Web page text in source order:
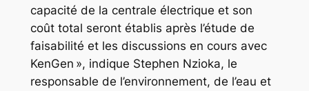
capacité de la centrale électrique et son
coût total seront établis après l’étude de
faisabilité et les discussions en cours avec
KenGen », indique Stephen Nzioka, le
responsable de l’environnement, de l’eau et